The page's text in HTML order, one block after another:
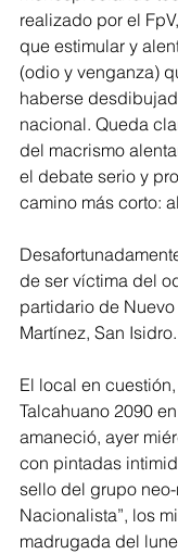
realizado por el
que estimular y
(odio y venganza)
haberse
nacional. Queda
del macrismo
el debate serio y
camino más corto:
de ser víctima del
partidario de
Martínez, San Isidro.
El local en
Talcahuano 2090
amaneció, ayer
con pintadas
sello del grupo
Nacionalista”, los
madrugada del